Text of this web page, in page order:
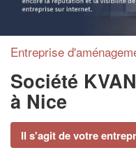
Entreprise
Société
à Nice
Il s'agit de votre